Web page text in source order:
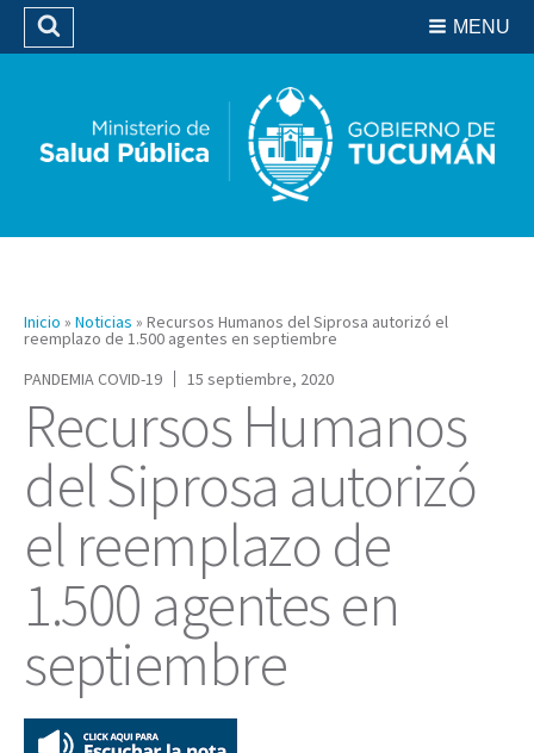
Biblioteca
MENU
Buscar
Inicio » Noticias » Recursos Humanos del Siprosa autorizó el
reemplazo de 1.500 agentes en septiembre
PANDEMIA COVID-19
15 septiembre, 2020
Recursos Humanos
del Siprosa autorizó
el reemplazo de
1.500 agentes en
septiembre